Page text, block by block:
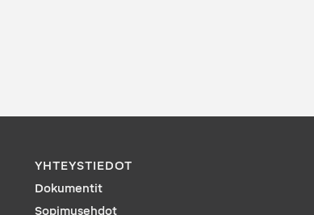
YHTEYSTIEDOT
Dokumentit
Sopimusehdot